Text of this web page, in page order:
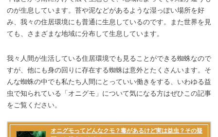
のが生息しています。苔や泥などがあるような湿っぽい場所を好
み、我々の住居環境にも普通に生息しているのです。また世界を見
ても、さまざまな地域に分布して生息しています。
我々人間が生活している住居環境でも見ることができる蜘蛛なので
すが、他にも身の回りに存在する蜘蛛は意外とたくさんいます。そ
んな蜘蛛の中でも私たち人間にとっていい働きをする、いわゆる益
虫で知られている「オニグモ」について気になる方はぜひこの記事
をご覧ください。